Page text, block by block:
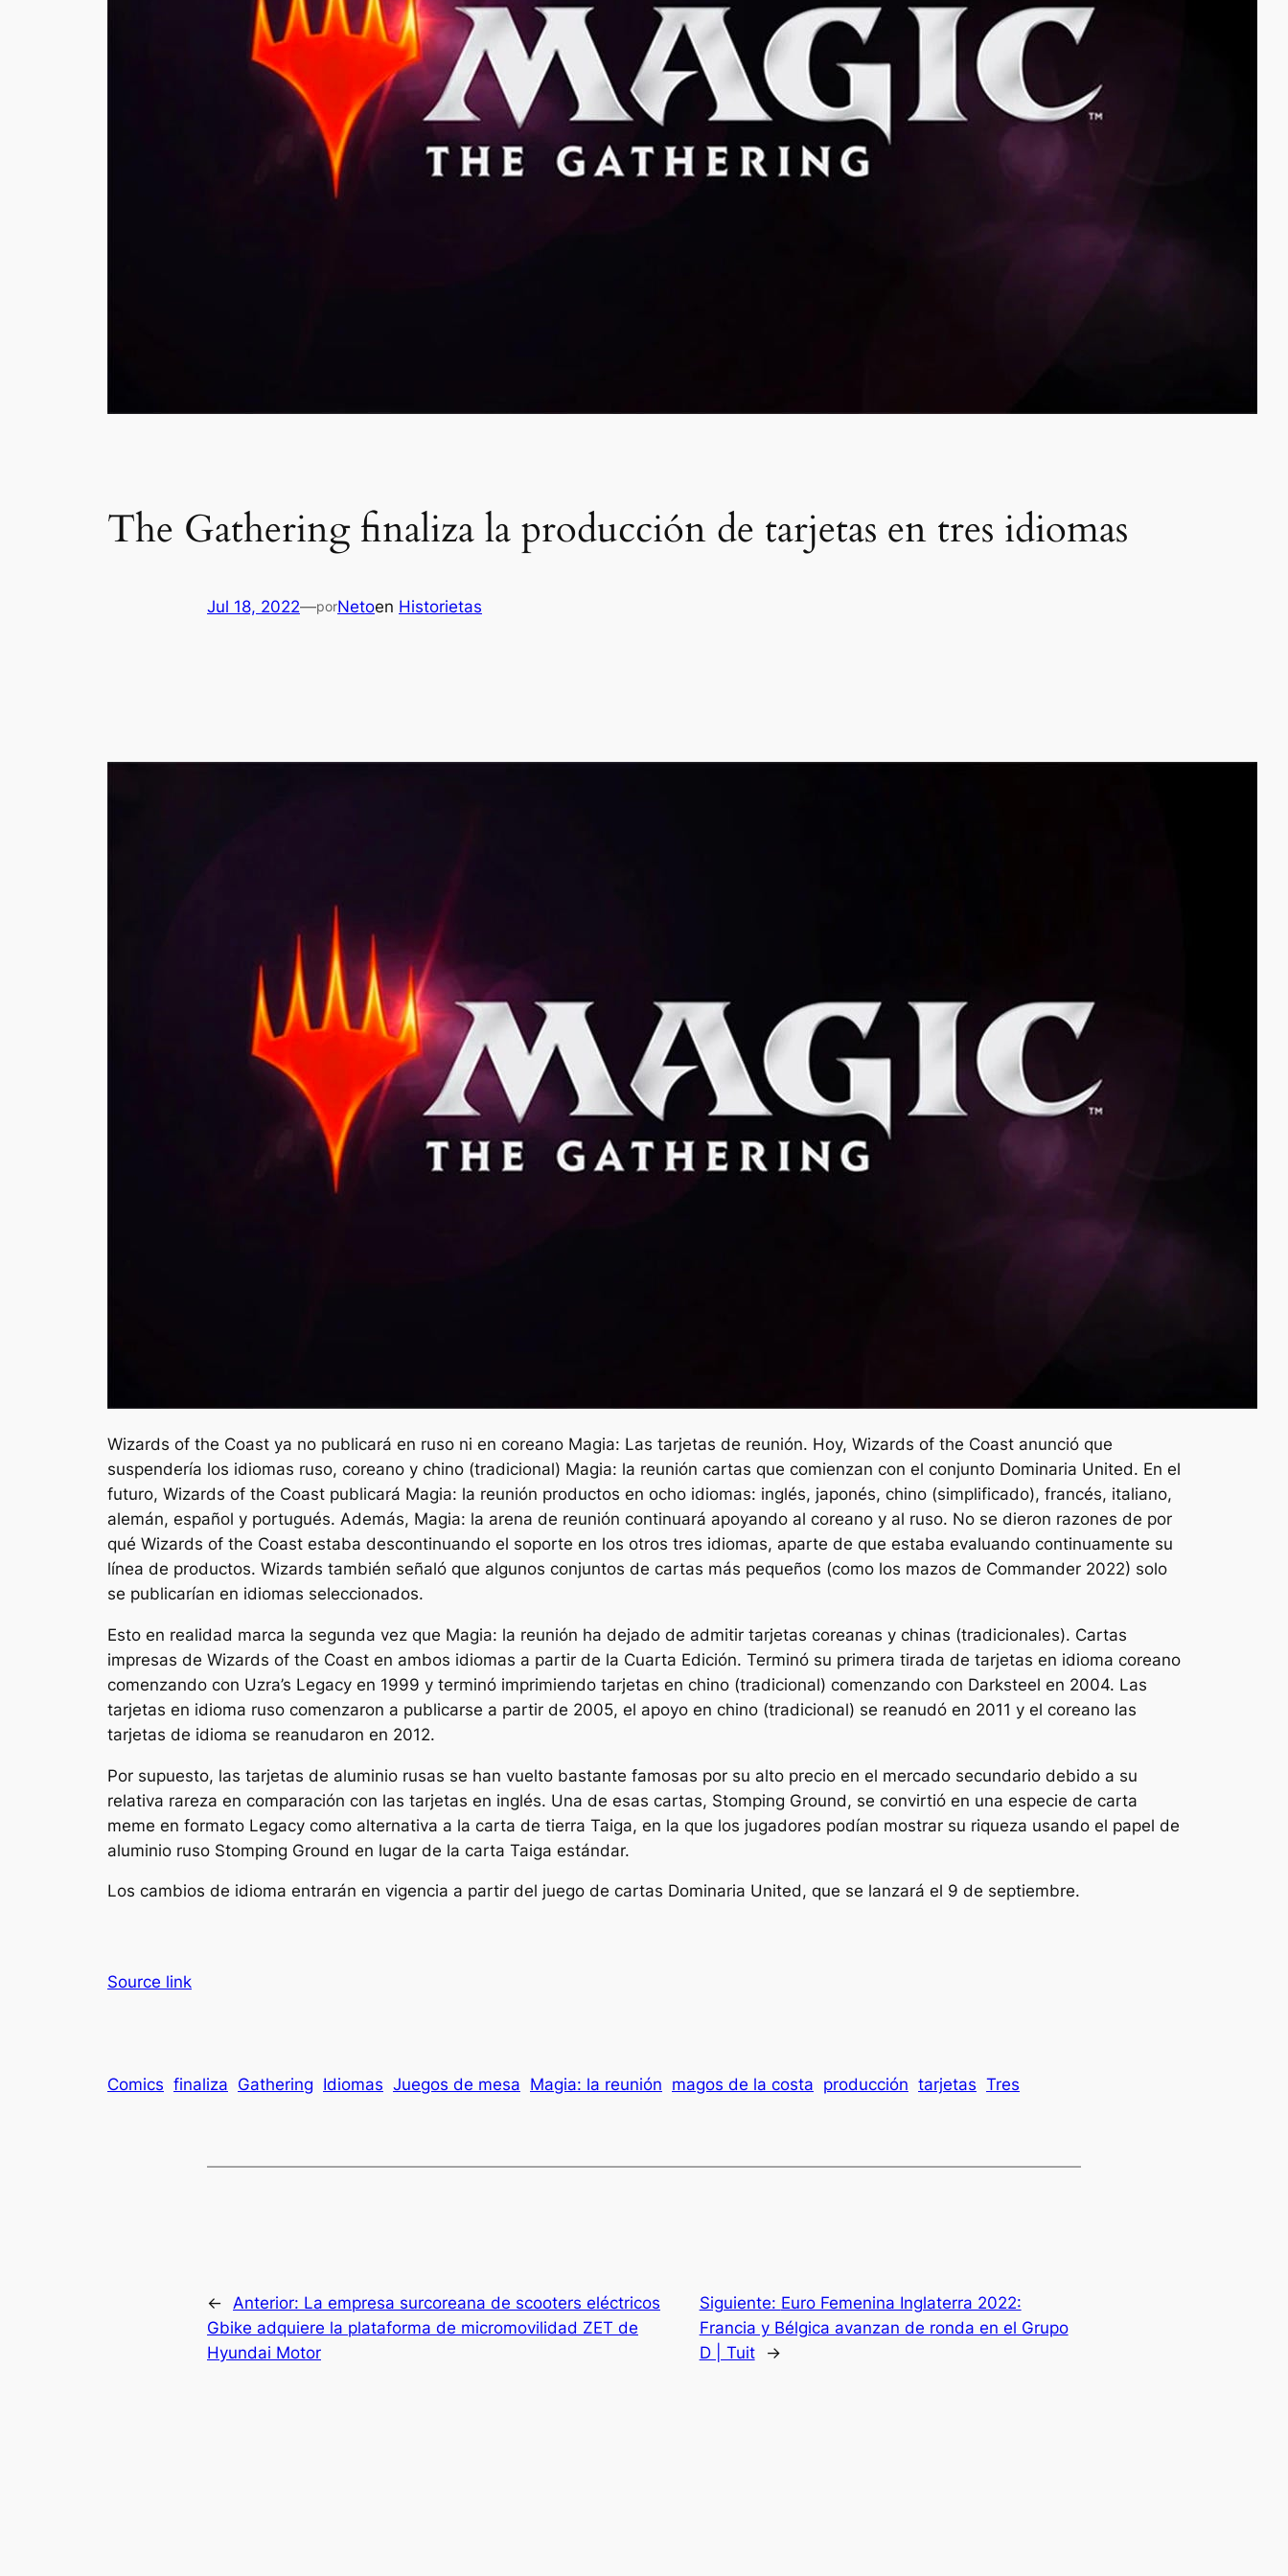
The Gathering finaliza la producción de tarjetas en tres idiomas
Jul 18, 2022—porNetoen Historietas
Wizards of the Coast ya no publicará en ruso ni en coreano Magia: Las tarjetas de reunión. Hoy, Wizards of the Coast anunció que
suspendería los idiomas ruso, coreano y chino (tradicional) Magia: la reunión cartas que comienzan con el conjunto Dominaria United. En el
futuro, Wizards of the Coast publicará Magia: la reunión productos en ocho idiomas: inglés, japonés, chino (simplificado), francés, italiano,
alemán, español y portugués. Además, Magia: la arena de reunión continuará apoyando al coreano y al ruso. No se dieron razones de por
qué Wizards of the Coast estaba descontinuando el soporte en los otros tres idiomas, aparte de que estaba evaluando continuamente su
línea de productos. Wizards también señaló que algunos conjuntos de cartas más pequeños (como los mazos de Commander 2022) solo
se publicarían en idiomas seleccionados.
Esto en realidad marca la segunda vez que Magia: la reunión ha dejado de admitir tarjetas coreanas y chinas (tradicionales). Cartas
impresas de Wizards of the Coast en ambos idiomas a partir de la Cuarta Edición. Terminó su primera tirada de tarjetas en idioma coreano
comenzando con Uzra’s Legacy en 1999 y terminó imprimiendo tarjetas en chino (tradicional) comenzando con Darksteel en 2004. Las
tarjetas en idioma ruso comenzaron a publicarse a partir de 2005, el apoyo en chino (tradicional) se reanudó en 2011 y el coreano las
tarjetas de idioma se reanudaron en 2012.
Por supuesto, las tarjetas de aluminio rusas se han vuelto bastante famosas por su alto precio en el mercado secundario debido a su
relativa rareza en comparación con las tarjetas en inglés. Una de esas cartas, Stomping Ground, se convirtió en una especie de carta
meme en formato Legacy como alternativa a la carta de tierra Taiga, en la que los jugadores podían mostrar su riqueza usando el papel de
aluminio ruso Stomping Ground en lugar de la carta Taiga estándar.
Los cambios de idioma entrarán en vigencia a partir del juego de cartas Dominaria United, que se lanzará el 9 de septiembre.
Source link
Comics finaliza Gathering Idiomas Juegos de mesa Magia: la reunión magos de la costa producción tarjetas Tres
← Anterior: La empresa surcoreana de scooters eléctricos
Gbike adquiere la plataforma de micromovilidad ZET de
Hyundai Motor
Siguiente: Euro Femenina Inglaterra 2022:
Francia y Bélgica avanzan de ronda en el Grupo
D | Tuit
→